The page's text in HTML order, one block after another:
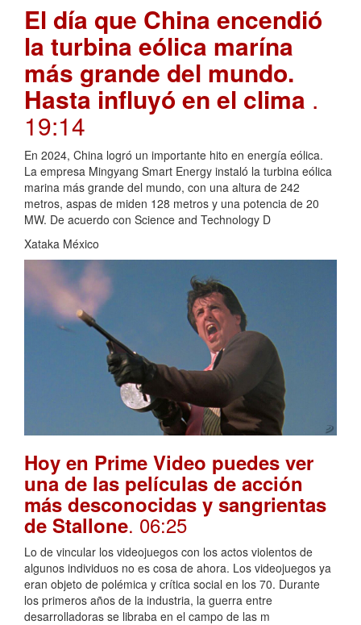
El día que China encendió
la turbina eólica marína
más grande del mundo.
Hasta influyó en el clima .
19:14
En 2024, China logró un importante hito en energía eólica.
La empresa Mingyang Smart Energy instaló la turbina eólica
marina más grande del mundo, con una altura de 242
metros, aspas de miden 128 metros y una potencia de 20
MW. De acuerdo con Science and Technology D
Xataka México
Hoy en Prime Video puedes ver
una de las películas de acción
más desconocidas y sangrientas
de Stallone. 06:25
Lo de vincular los videojuegos con los actos violentos de
algunos individuos no es cosa de ahora. Los videojuegos ya
eran objeto de polémica y crítica social en los 70. Durante
los primeros años de la industria, la guerra entre
desarrolladoras se libraba en el campo de las m